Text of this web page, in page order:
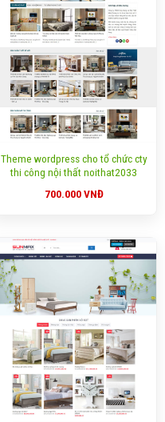
Theme wordpress cho tổ chức cty
thi công nội thất noithat2033
700.000VNĐ